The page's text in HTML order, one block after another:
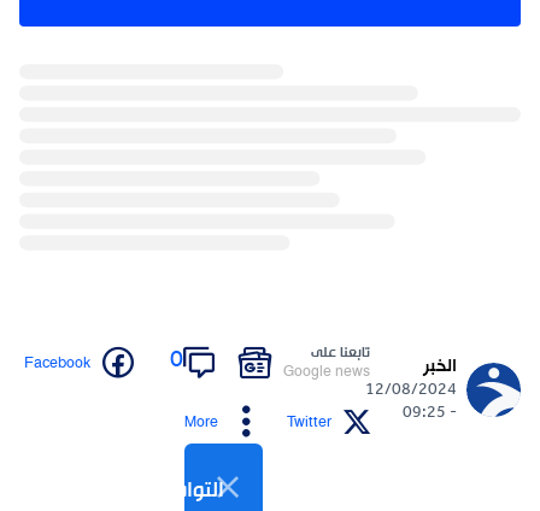
الخبر
12/08/2024
- 09:25
تابعنا على
Google news
0
Facebook
Twitter
More
التواصل الاجتماعي